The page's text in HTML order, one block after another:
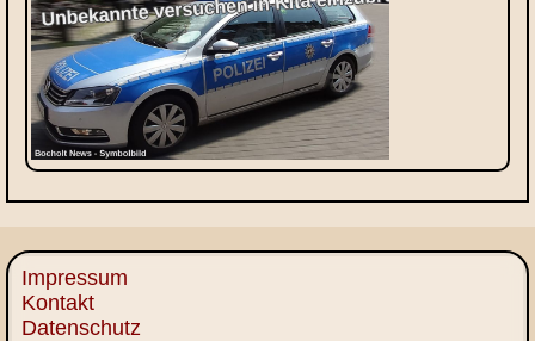
Impressum
Kontakt
Datenschutz